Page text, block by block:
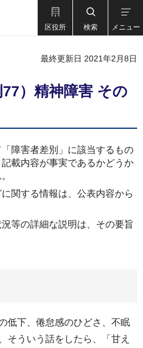
区役所 検索 メニュー
最終更新日 2021年2月8日
77）精神障害 その
障害者差別」に該当するもの
載内容が事実であるかどうか
関する情報は、公表内容から
等の詳細な説明は、その要旨
低下、倦怠感のひどさ、不眠
そういう話をしたら、「甘え